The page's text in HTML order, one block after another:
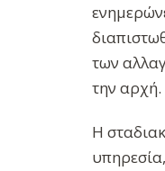
των
την αρχή.
Η